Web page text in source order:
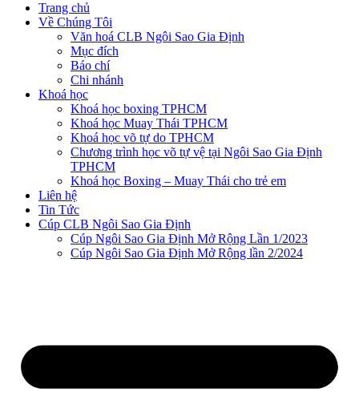
Trang chủ
Về Chúng Tôi
Văn hoá CLB Ngôi Sao Gia Định
Mục đích
Báo chí
Chi nhánh
Khoá học
Khoá học boxing TPHCM
Khoá học Muay Thái TPHCM
Khoá học võ tự do TPHCM
Chương trình học võ tự vệ tại Ngôi Sao Gia Định
TPHCM
Khoá học Boxing – Muay Thái cho trẻ em
Liên hệ
Tin Tức
Cúp CLB Ngôi Sao Gia Định
Cúp Ngôi Sao Gia Định Mở Rộng Lần 1/2023
Cúp Ngôi Sao Gia Định Mở Rộng lần 2/2024